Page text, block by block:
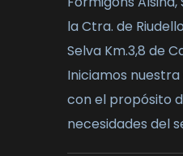
la Ctra. de
Selva Km.3,8 de
Iniciamos nuestra
con el propósito
necesidades del